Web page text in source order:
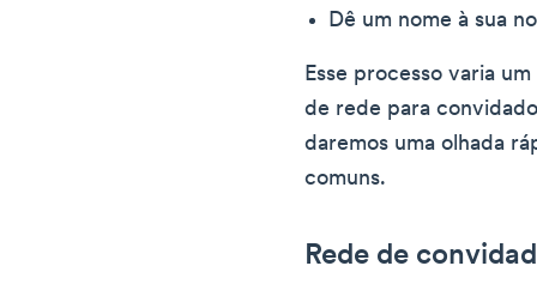
Dê um nome à sua
Esse processo varia
de rede para
daremos uma olhada
comuns.
Rede de